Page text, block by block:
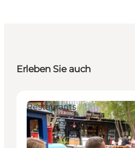
Erleben Sie auch
Restaurants